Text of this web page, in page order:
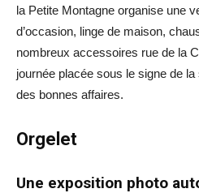
la Petite Montagne organise une
d’occasion, linge de maison,
nombreux accessoires rue de la
journée placée sous le signe de
des bonnes affaires.
Orgelet
Une exposition photo